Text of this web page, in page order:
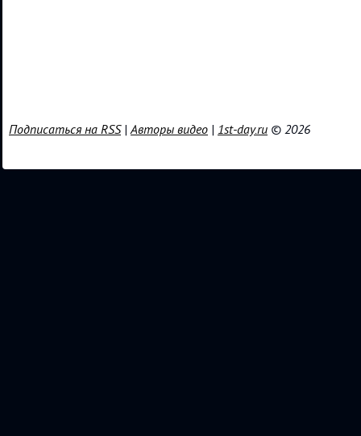
Подписаться на RSS|Авторы видео | 1st-day.ru © 2026